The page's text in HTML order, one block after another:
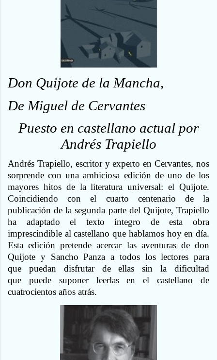
Don Quijote de la Mancha,
De Miguel de Cervantes
Puesto en castellano actual por
Andrés Trapiello
Andrés Trapiello, escritor y experto en Cervantes, nos
sorprende con una ambiciosa edición de uno de los
mayores hitos de la literatura universal: el Quijote.
Coincidiendo con el cuarto centenario de la
publicación de la segunda parte del Quijote, Trapiello
ha adaptado el texto íntegro de esta obra
imprescindible al castellano que hablamos hoy en día.
Esta edición pretende acercar las aventuras de don
Quijote y Sancho Panza a todos los lectores para
que puedan disfrutar de ellas sin la dificultad
que puede suponer leerlas en el castellano de
cuatrocientos años atrás.